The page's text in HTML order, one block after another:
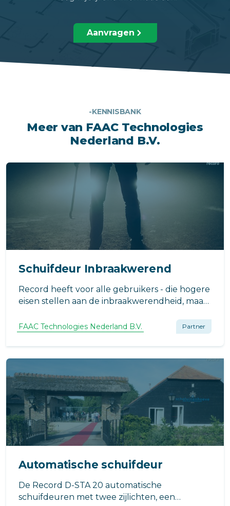
Aanvragen
-KENNISBANK
Meer van FAAC Technologies
Nederland B.V.
Schuifdeur Inbraakwerend
Record heeft voor alle gebruikers - die hogere
eisen stellen aan de inbraakwerendheid, maar
ontwerp van onze...
FAAC Technologies Nederland B.V. Partner
Automatische schuifdeur
De Record D-STA 20 automatische
schuifdeuren met twee zijlichten, een